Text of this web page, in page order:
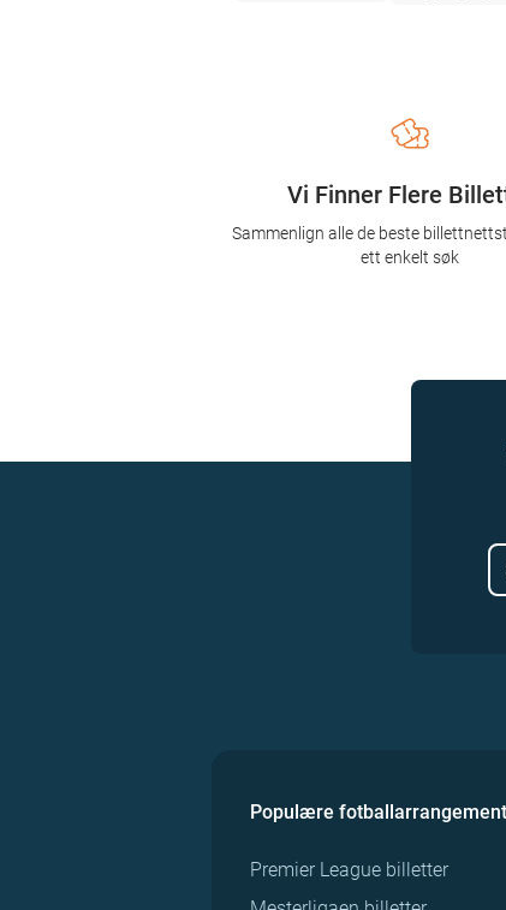
Vi Finner Flere
Sammenlign alle de beste
ett enkelt søk
Populære
Premier League billetter